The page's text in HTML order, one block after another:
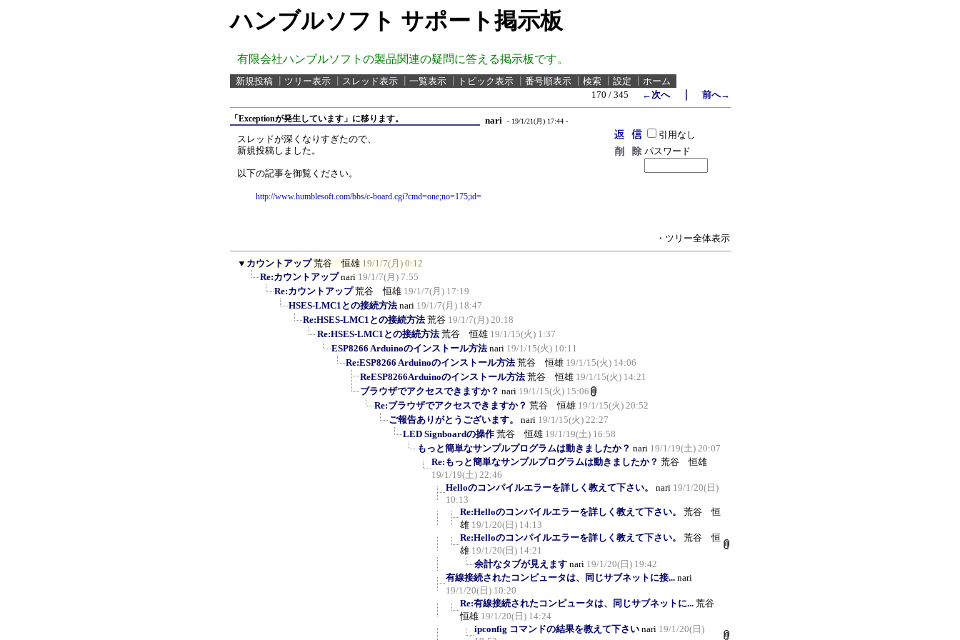
ハンブルソフト サポート掲示板
有限会社ハンブルソフトの製品関連の疑問に答える掲示板です。
新規投稿 ツリー表示 スレッド表示 一覧表示 トピック表示 番号順表示 検索 設定
ホーム
170 / 345
←次へ｜ 前へ→
「Exceptionが発生しています」に移ります。 nari - 19/1/21(月) 17:44 -
スレッドが深くなりすぎたので、
新規投稿しました。
以下の記事を御覧ください。
http://www.humblesoft.com/bbs/c-board.cgi?cmd=one;no=175;id=
引用なし
パスワード
・ツリー全体表示
▼ カウントアップ 荒谷 恒雄 19/1/7(月) 0:12
Re:カウントアップ nari 19/1/7(月) 7:55
Re:カウントアップ 荒谷 恒雄 19/1/7(月) 17:19
HSES-LMC1との接続方法 nari 19/1/7(月) 18:47
Re:HSES-LMC1との接続方法 荒谷 19/1/7(月) 20:18
Re:HSES-LMC1との接続方法 荒谷 恒雄 19/1/15(火) 1:37
ESP8266 Arduinoのインストール方法 nari 19/1/15(火) 10:11
Re:ESP8266 Arduinoのインストール方法 荒谷 恒雄 19/1/15(火) 14:06
ReESP8266Arduinoのインストール方法 荒谷 恒雄 19/1/15(火) 14:21
ブラウザでアクセスできますか？ nari 19/1/15(火) 15:06
Re:ブラウザでアクセスできますか？ 荒谷 恒雄 19/1/15(火) 20:52
ご報告ありがとうございます。
nari 19/1/15(火) 22:27
LED Signboardの操作 荒谷 恒雄 19/1/19(土) 16:58
もっと簡単なサンプルプログラムは動きましたか？ nari 19/1/19(土) 20:07
Re:もっと簡単なサンプルプログラムは動きましたか？ 荒谷 恒雄
19/1/19(土) 22:46
Helloのコンパイルエラーを詳しく教えて下さい。
nari 19/1/20(日)
10:13
Re:Helloのコンパイルエラーを詳しく教えて下さい。
荒谷 恒
雄 19/1/20(日) 14:13
Re:Helloのコンパイルエラーを詳しく教えて下さい。
荒谷 恒
雄 19/1/20(日) 14:21
余計なタブが見えます nari 19/1/20(日) 19:42
有線接続されたコンピュータは、同じサブネットに接... nari
19/1/20(日) 10:20
Re:有線接続されたコンピュータは、同じサブネットに... 荒谷
恒雄 19/1/20(日) 14:24
ipconfig コマンドの結果を教えて下さい nari 19/1/20(日)